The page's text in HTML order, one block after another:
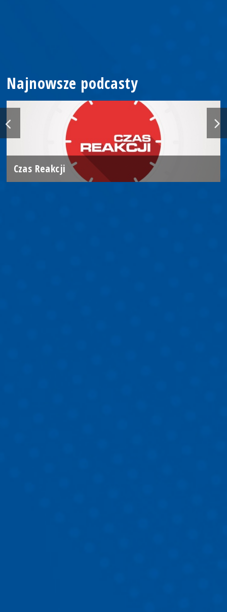
Najnowsze podcasty
Czas Reakcji